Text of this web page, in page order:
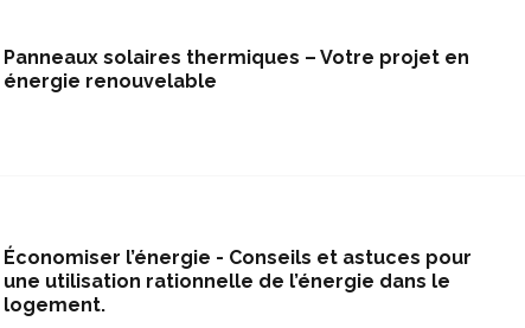
Panneaux solaires thermiques – Votre projet en
énergie renouvelable
Économiser l’énergie - Conseils et astuces pour
une utilisation rationnelle de l’énergie dans le
logement.